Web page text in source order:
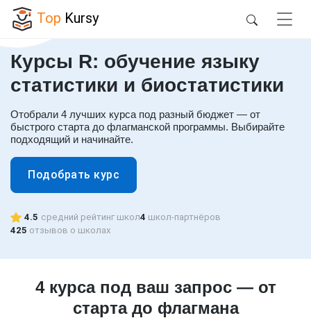
Top Kursy
Курсы R: обучение языку
статистики и биостатистики
Отобрали 4 лучших курса под разный бюджет — от
быстрого старта до флагманской программы. Выбирайте
подходящий и начинайте.
Подобрать курс
4.5 средний рейтинг школ4 школ-партнёров
425 отзывов о школах
4 курса под ваш запрос — от
старта до флагмана